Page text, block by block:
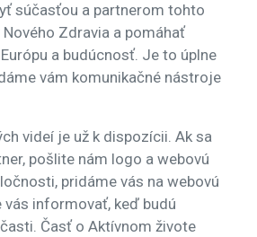
súčasťou a partnerom tohto
Zdravia a pomáhať
a budúcnosť. Je to úplne
vám komunikačné nástroje
videí je už k dispozícii. Ak sa
pošlite nám logo a webovú
pridáme vás na webovú
vás informovať, keď budú
Časť o Aktívnom živote